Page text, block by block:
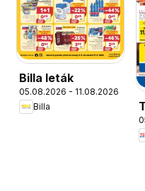
Billa leták
05.08.2026 - 11.08.2026
Billa